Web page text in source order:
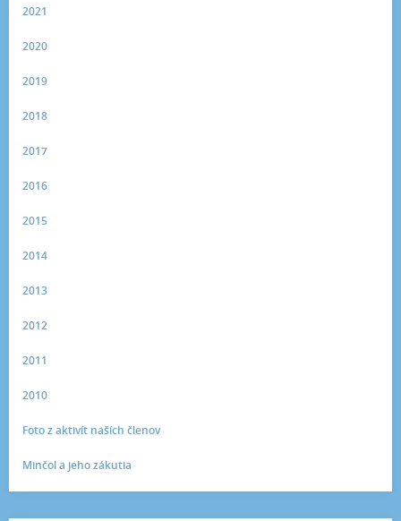
2021
2020
2019
2018
2017
2016
2015
2014
2013
2012
2011
2010
Foto z aktivít naších členov
Minčol a jeho zákutia